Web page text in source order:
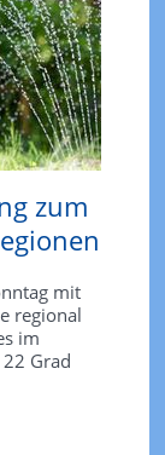
zum
mit
regional
im
Grad